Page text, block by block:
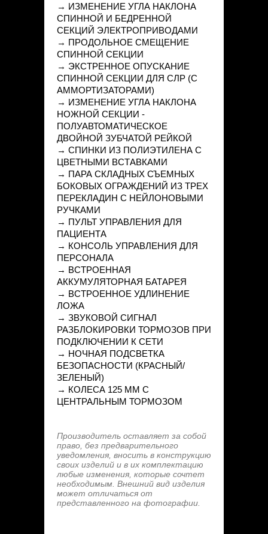
→ ИЗМЕНЕНИЕ УГЛА НАКЛОНА
СПИННОЙ И БЕДРЕННОЙ
СЕКЦИЙ ЭЛЕКТРОПРИВОДАМИ
→ ПРОДОЛЬНОЕ СМЕЩЕНИЕ
СПИННОЙ СЕКЦИИ
→ ЭКСТРЕННОЕ ОПУСКАНИЕ
СПИННОЙ СЕКЦИИ ДЛЯ СЛР (С
АММОРТИЗАТОРАМИ)
→ ИЗМЕНЕНИЕ УГЛА НАКЛОНА
НОЖНОЙ СЕКЦИИ -
ПОЛУАВТОМАТИЧЕСКОЕ
ДВОЙНОЙ ЗУБЧАТОЙ РЕЙКОЙ
→ СПИНКИ ИЗ ПОЛИЭТИЛЕНА С
ЦВЕТНЫМИ ВСТАВКАМИ
→ ПАРА СКЛАДНЫХ СЪЕМНЫХ
БОКОВЫХ ОГРАЖДЕНИЙ ИЗ ТРЕХ
ПЕРЕКЛАДИН С НЕЙЛОНОВЫМИ
РУЧКАМИ
→ ПУЛЬТ УПРАВЛЕНИЯ ДЛЯ
ПАЦИЕНТА
→ КОНСОЛЬ УПРАВЛЕНИЯ ДЛЯ
ПЕРСОНАЛА
→ ВСТРОЕННАЯ
АККУМУЛЯТОРНАЯ БАТАРЕЯ
→ ВСТРОЕННОЕ УДЛИНЕНИЕ
ЛОЖА
→ ЗВУКОВОЙ СИГНАЛ
РАЗБЛОКИРОВКИ ТОРМОЗОВ ПРИ
ПОДКЛЮЧЕНИИ К СЕТИ
→ НОЧНАЯ ПОДСВЕТКА
БЕЗОПАСНОСТИ (КРАСНЫЙ/
ЗЕЛЕНЫЙ)
→ КОЛЕСА 125 ММ С
ЦЕНТРАЛЬНЫМ ТОРМОЗОМ
Производитель оставляет за собой
право, без предварительного
уведомления, вносить в конструкцию
своих изделий и в их комплектацию
любые изменения, которые сочтет
необходимым. Внешний вид изделия
может отличаться от
представленного на фотографии.